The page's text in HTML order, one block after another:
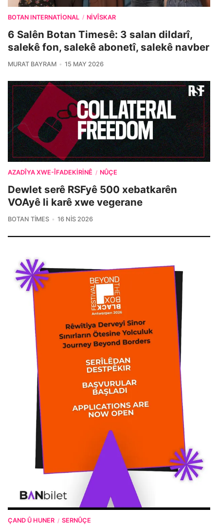
BOTAN INTERNATIONAL / NIVÎSKAR
6 Salên Botan Timesê: 3 salan dildarî,
salekê fon, salekê abonetî, salekê navber
MURAT BAYRAM 15 MAY 2026
AZADÎYA XWE-ÎFADEKIRINÊ / NÛÇE
Dewlet serê RSFyê 500 xebatkarên
VOAyê li karê xwe vegerane
BOTAN TIMES 16 NIS 2026
ÇAND Û HUNER / SERNÛÇE